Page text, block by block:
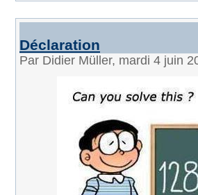
Déclaration
Par Didier Müller, mardi 4 juin